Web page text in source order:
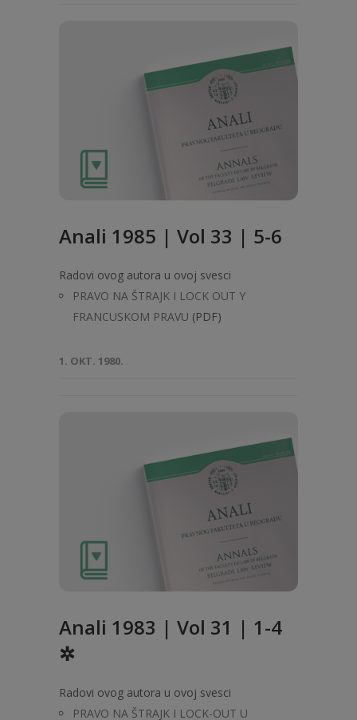
Anali 1985 | Vol 33 | 5-6
Radovi ovog autora u ovoj svesci
PRAVO NA ŠTRAJK I LOCK OUT Y
FRANCUSKOM PRAVU (PDF)
1. OKT. 1980.
Anali 1983 | Vol 31 | 1-4
✲
Radovi ovog autora u ovoj svesci
PRAVO NA ŠTRAJK I LOCK-OUT U